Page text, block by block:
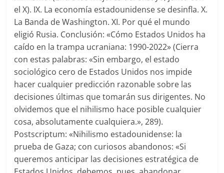
el X). IX. La economía estadounidense se desinfla. X.
La Banda de Washington. XI. Por qué el mundo
eligió Rusia. Conclusión: «Cómo Estados Unidos ha
caído en la trampa ucraniana: 1990-2022» (Cierra
con estas palabras: «Sin embargo, el estado
sociológico cero de Estados Unidos nos impide
hacer cualquier predicción razonable sobre las
decisiones últimas que tomarán sus dirigentes. No
olvidemos que el nihilismo hace posible cualquier
cosa, absolutamente cualquiera.», 289).
Postscriptum: «Nihilismo estadounidense: la
prueba de Gaza; con curiosos abandonos: «Si
queremos anticipar las decisiones estratégica de